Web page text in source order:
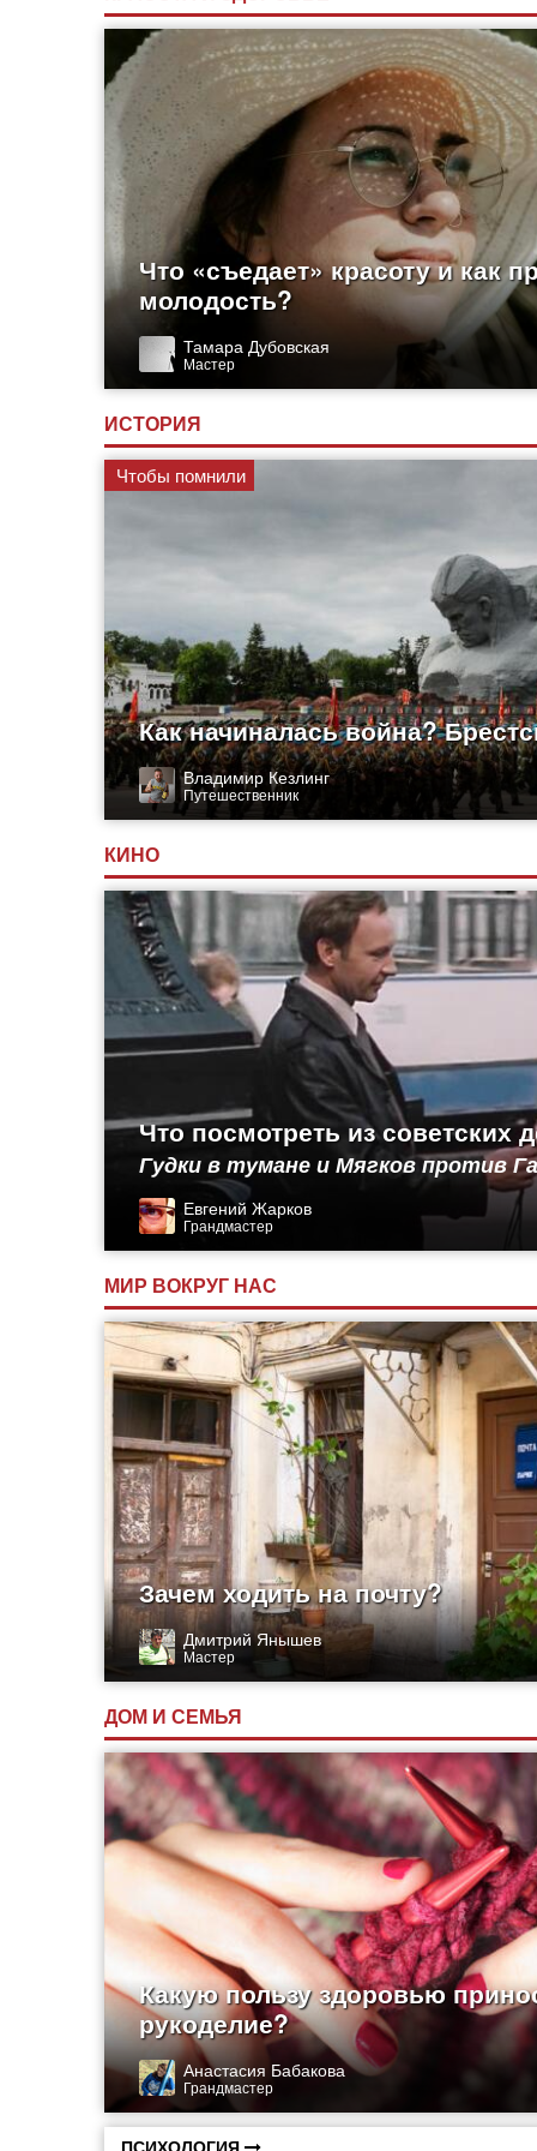
дохристианской эпохе. Особенно
орнаментальное шитье. Вышитые уз
Что «съедает» красоту и как
молодость?
Тамара Дубовская
Мастер
ИСТОРИЯ
Чтобы помнили
Как начиналась война?
Владимир Кезлинг
Путешественник
КИНО
Что посмотреть из советских
Гудки в тумане и Мягков против
Евгений Жарков
Грандмастер
МИР ВОКРУГ НАС
Зачем ходить на почту?
Дмитрий Янышев
Мастер
ДОМ И СЕМЬЯ
Какую пользу здоровью
рукоделие?
Анастасия Бабакова
Грандмастер
ПСИХОЛОГИЯ